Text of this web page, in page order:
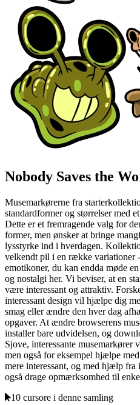
Nobody Saves the
Musemarkørerne fra
standardformer og størrelser med
Dette er et fremragende valg for
former, men ønsker at bringe
lysstyrke ind i hverdagen.
velkendt pil i en række variationer
emotikoner, du kan endda møde
og nostalgi her. Vi beviser, at en
være interessant og attraktiv.
interessant design vil hjælpe dig
smag eller ændre den hver dag
opgaver. At ændre browserens
installer bare udvidelsen, og
Sjove, interessante musemarkører
men også for eksempel hjælpe
mere interessant, og med hjælp
også drage opmærksomhed til
10 cursore i denne samling